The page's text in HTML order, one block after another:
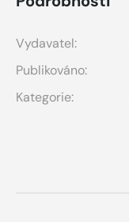
Vydavatel:
Publikováno:
Kategorie: